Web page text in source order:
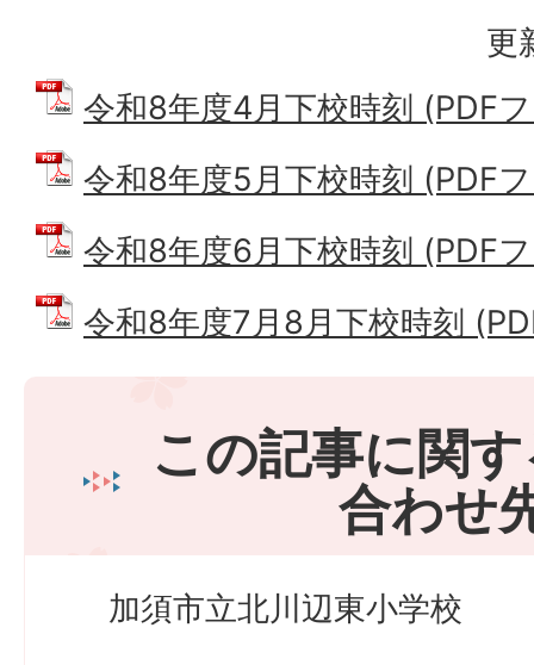
更
令和8年度4月下校時刻 (PDF
令和8年度5月下校時刻 (PDF
令和8年度6月下校時刻 (PDF
令和8年度7月8月下校時刻
この記事に関
合わせ
加須市立北川辺東小学校